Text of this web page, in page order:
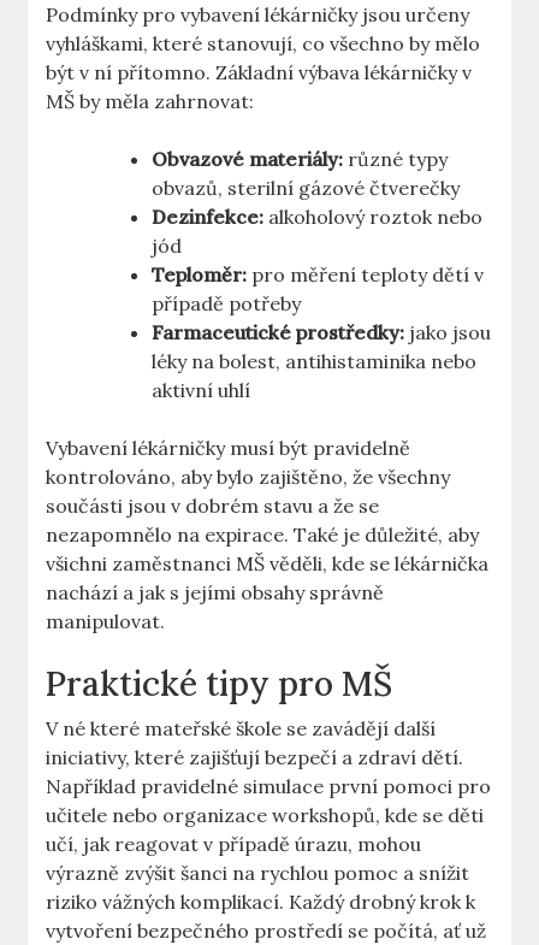
Podmínky pro vybavení lékárničky jsou určeny
vyhláškami, které stanovují, co všechno by mělo
být v ní přítomno. Základní výbava lékárničky v
MŠ by měla zahrnovat:
Obvazové materiály: různé typy
obvazů, sterilní gázové čtverečky
Dezinfekce: alkoholový roztok nebo
jód
Teploměr: pro měření teploty dětí v
případě potřeby
Farmaceutické prostředky: jako jsou
léky na bolest, antihistaminika nebo
aktivní uhlí
Vybavení lékárničky musí být pravidelně
kontrolováno, aby bylo zajištěno, že všechny
součásti jsou v dobrém stavu a že se
nezapomnělo na expirace. Také je důležité, aby
všichni zaměstnanci MŠ věděli, kde se lékárnička
nachází a jak s jejími obsahy správně
manipulovat.
Praktické tipy pro MŠ
V né které mateřské škole se zavádějí další
iniciativy, které zajišťují bezpečí a zdraví dětí.
Například pravidelné simulace první pomoci pro
učitele nebo organizace workshopů, kde se děti
učí, jak reagovat v případě úrazu, mohou
výrazně zvýšit šanci na rychlou pomoc a snížit
riziko vážných komplikací. Každý drobný krok k
vytvoření bezpečného prostředí se počítá, ať už